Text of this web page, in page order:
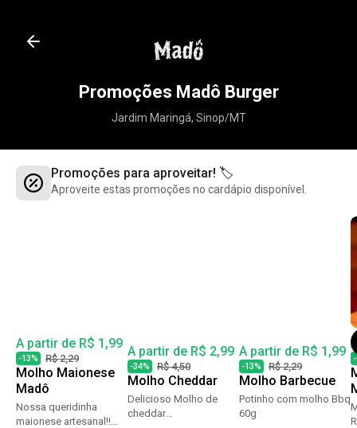
Promoções Madô Burger
Jardim Maringá, Sinop/MT
Promoções para aproveitar! 🏷️
Aproveite estas promoções no cardápio disponível.
A partir de R$ 1,99
-13% R$ 2,29
Molho Maionese
Madô
Nossa queridinha
maionese artesanal!!
A partir de R$ 2,99
-34% R$ 4,50
Molho Cheddar
Delicioso Molho de
cheddar
A partir de R$ 1,99
-13% R$ 2,29
Molho Barbecue
Potinho com molho Bbq
60g